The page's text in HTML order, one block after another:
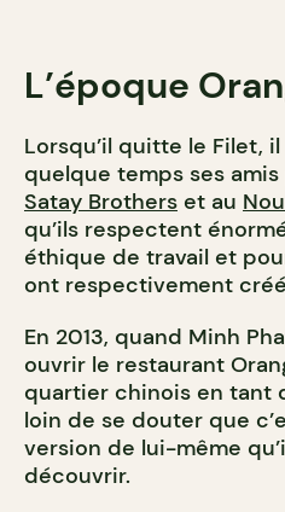
L’époque
Lorsqu’il quitte le Filet,
quelque temps ses
Satay Brothers et au
qu’ils respectent
éthique de travail et
ont respectivement
En 2013, quand Minh
ouvrir le restaurant
quartier chinois en tant
loin de se douter que
version de lui-même
découvrir.